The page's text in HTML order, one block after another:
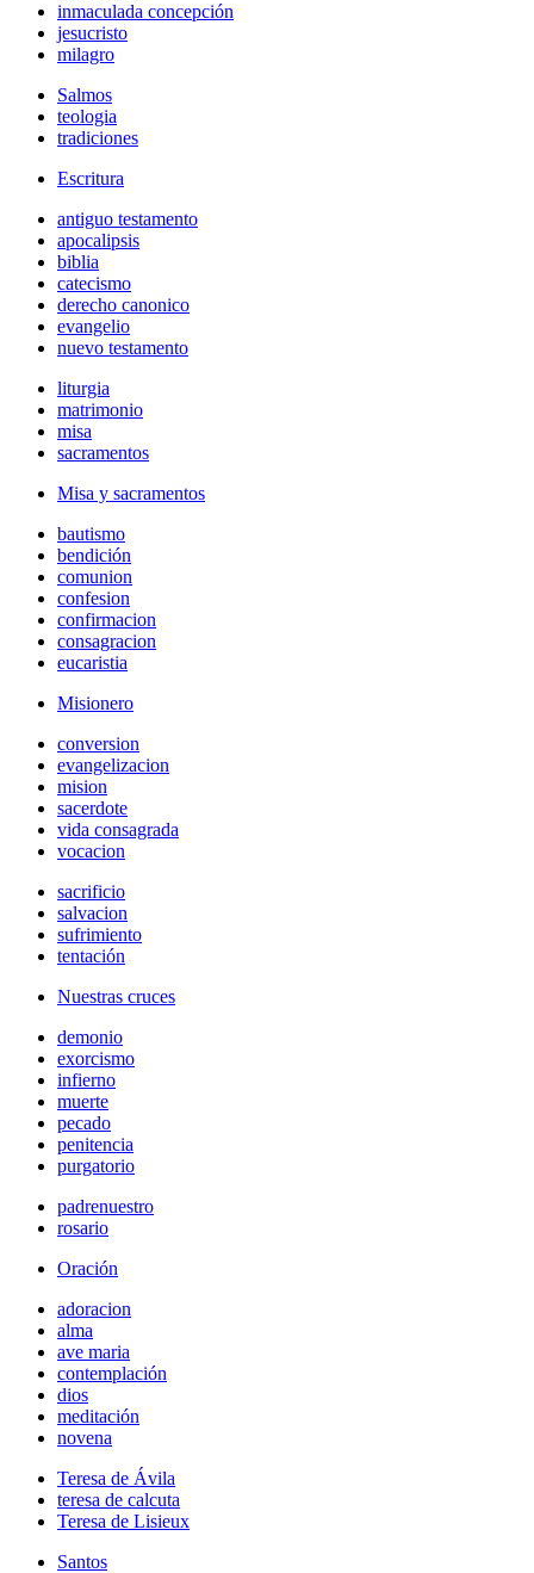
inmaculada concepción
jesucristo
milagro
Salmos
teologia
tradiciones
Escritura
antiguo testamento
apocalipsis
biblia
catecismo
derecho canonico
evangelio
nuevo testamento
liturgia
matrimonio
misa
sacramentos
Misa y sacramentos
bautismo
bendición
comunion
confesion
confirmacion
consagracion
eucaristia
Misionero
conversion
evangelizacion
mision
sacerdote
vida consagrada
vocacion
sacrificio
salvacion
sufrimiento
tentación
Nuestras cruces
demonio
exorcismo
infierno
muerte
pecado
penitencia
purgatorio
padrenuestro
rosario
Oración
adoracion
alma
ave maria
contemplación
dios
meditación
novena
Teresa de Ávila
teresa de calcuta
Teresa de Lisieux
Santos